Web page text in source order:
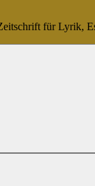
für Lyrik,